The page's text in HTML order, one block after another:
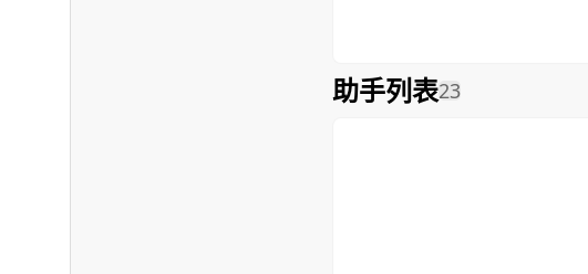
助手列表23